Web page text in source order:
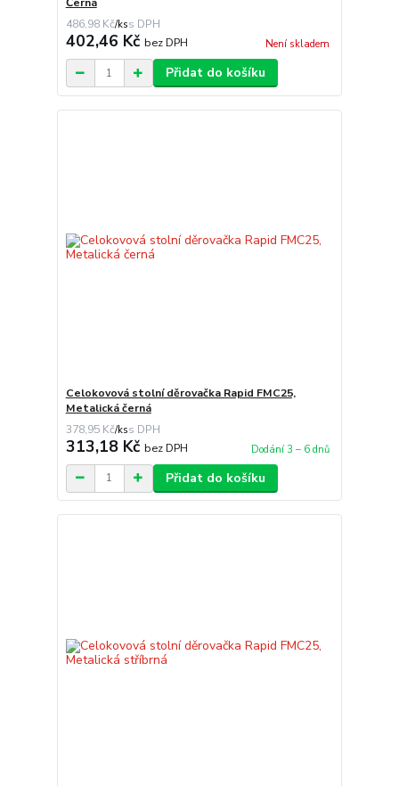
486,98 Kč/ks
402,46 Kč bez DPH Není skladem
Přidat do košíku
Celokovová stolní děrovačka Rapid FMC25,
Metalická černá
378,95 Kč/ks
313,18 Kč bez DPH Dodání 3 – 6 dnů
Přidat do košíku